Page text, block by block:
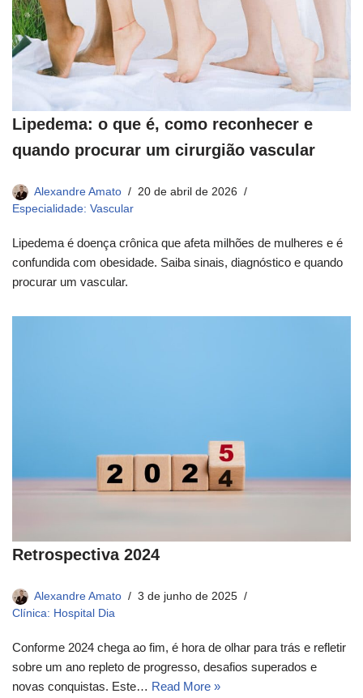
Lipedema: o que é, como reconhecer e
quando procurar um cirurgião vascular
Alexandre Amato
20 de abril de 2026
Especialidade: Vascular
Lipedema é doença crônica que afeta milhões de mulheres e é
confundida com obesidade. Saiba sinais, diagnóstico e quando
procurar um vascular.
Retrospectiva 2024
Alexandre Amato
3 de junho de 2025
Clínica: Hospital Dia
Conforme 2024 chega ao fim, é hora de olhar para trás e refletir
sobre um ano repleto de progresso, desafios superados e
novas conquistas. Este… Read More »